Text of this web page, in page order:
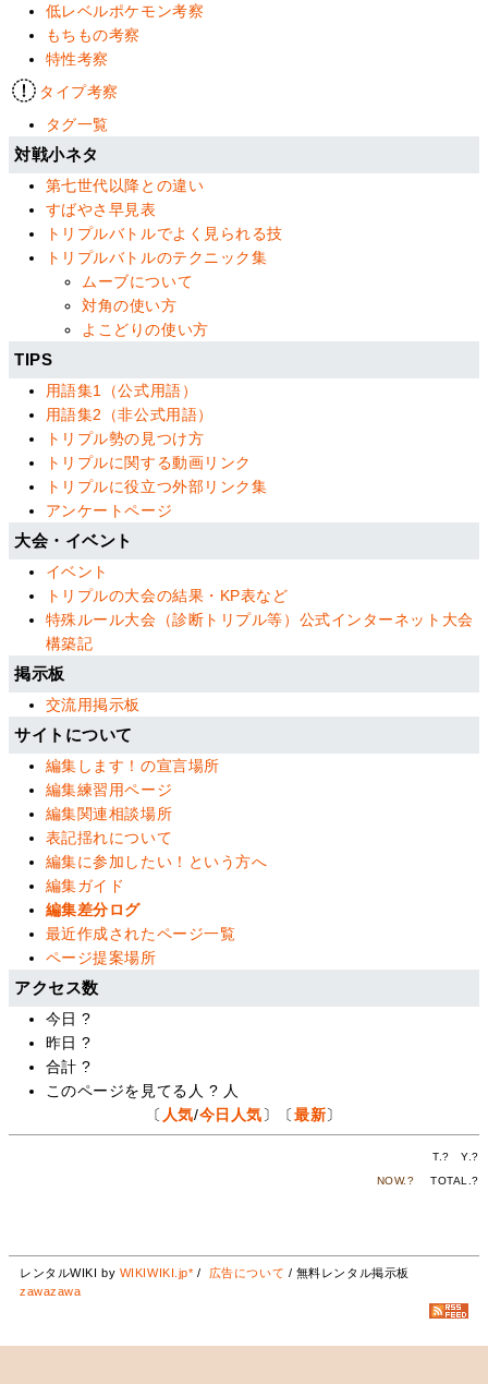
低レベルポケモン考察
もちもの考察
特性考察
タイプ考察
タグ一覧
対戦小ネタ
第七世代以降との違い
すばやさ早見表
トリプルバトルでよく見られる技
トリプルバトルのテクニック集
ムーブについて
対角の使い方
よこどりの使い方
TIPS
用語集1（公式用語）
用語集2（非公式用語）
トリプル勢の見つけ方
トリプルに関する動画リンク
トリプルに役立つ外部リンク集
アンケートページ
大会・イベント
イベント
トリプルの大会の結果・KP表など
特殊ルール大会（診断トリプル等）公式インターネット大会
構築記
掲示板
交流用掲示板
サイトについて
編集します！の宣言場所
編集練習用ページ
編集関連相談場所
表記揺れについて
編集に参加したい！という方へ
編集ガイド
編集差分ログ
最近作成されたページ一覧
ページ提案場所
アクセス数
今日?
昨日?
合計?
このページを見てる人 ? 人
〔 人気/今日人気〕〔最新〕
T.? Y.?
NOW.? TOTAL.?
レンタルWIKI by WIKIWIKI.jp* / 広告について / 無料レンタル掲示板
zawazawa